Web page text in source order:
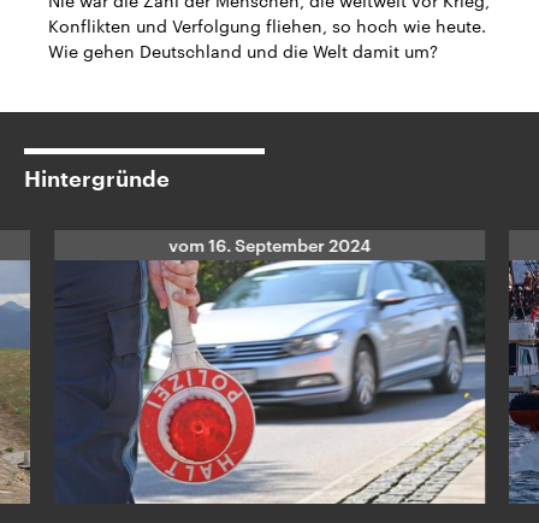
CDU, SPD und FDP regiert.-
Umfragen, Prognosen,
Wahlprogramme, aktuelle Berichte
Wahl.
aktuelle Weltgeschehen.
Konflikten und Verfolgung fliehen, so hoch wie heute.
Wie gehen Deutschland und die Welt damit um?
Hintergründe
vom16. September 2024